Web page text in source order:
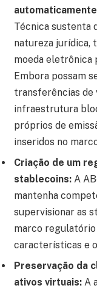
Técnica sustenta
natureza jurídica,
moeda eletrônica
Embora possam
transferências de
infraestrutura
próprios de
inseridos no
Criação de um
stablecoins: A
mantenha
supervisionar as
marco
características e
Preservação da
ativos virtuais: A